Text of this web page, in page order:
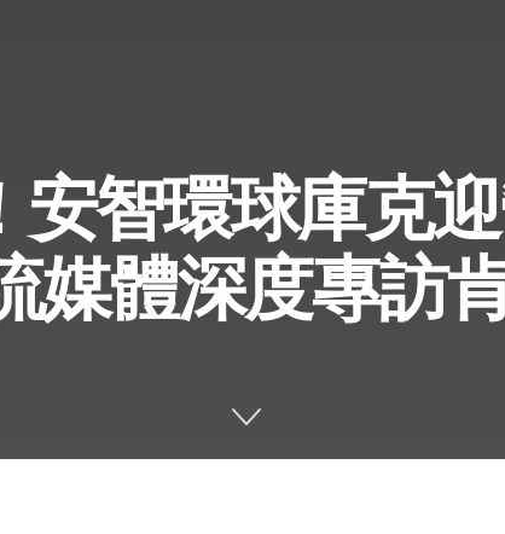
智環球庫克
媒體深度專訪